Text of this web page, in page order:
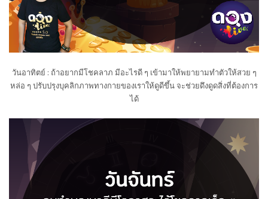
วันอาทิตย์ : ถ้าอยากมีโชคลาภ มีอะไรดี ๆ เข้ามาให้พยายามทำตัวให้สวย ๆ
หล่อ ๆ ปรับปรุงบุคลิกภาพทางกายของเราให้ดูดีขึ้น จะช่วยดึงดูดสิ่งที่ต้องการ
ได้